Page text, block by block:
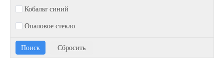
Кобальт синий
Опаловое стекло